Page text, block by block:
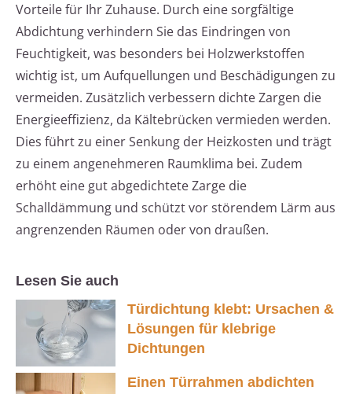
Vorteile für Ihr Zuhause. Durch eine sorgfältige
Abdichtung verhindern Sie das Eindringen von
Feuchtigkeit, was besonders bei Holzwerkstoffen
wichtig ist, um Aufquellungen und Beschädigungen zu
vermeiden. Zusätzlich verbessern dichte Zargen die
Energieeffizienz, da Kältebrücken vermieden werden.
Dies führt zu einer Senkung der Heizkosten und trägt
zu einem angenehmeren Raumklima bei. Zudem
erhöht eine gut abgedichtete Zarge die
Schalldämmung und schützt vor störendem Lärm aus
angrenzenden Räumen oder von draußen.
Lesen Sie auch
Türdichtung klebt: Ursachen &
Lösungen für klebrige
Dichtungen
Einen Türrahmen abdichten